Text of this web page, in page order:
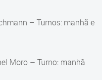
– Turnos: manhã e
Moro – Turno: manhã